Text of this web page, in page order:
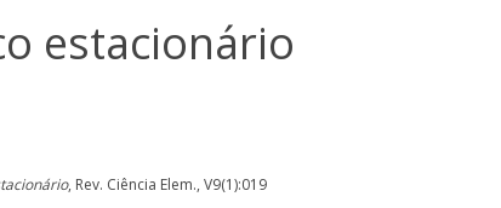
estacionário
, Rev. Ciência Elem., V9(1):019